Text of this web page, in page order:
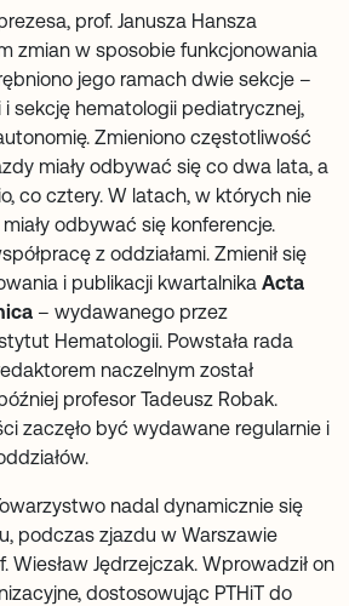
prof. Janusza Hansza
zmian w sposobie funkcjonowania
jego ramach dwie sekcje –
sekcję hematologii pediatrycznej,
Zmieniono częstotliwość
miały odbywać się co dwa lata, a
co cztery. W latach, w których nie
odbywać się konferencje.
z oddziałami. Zmienił się
i publikacji kwartalnika Acta
– wydawanego przez
Hematologii. Powstała rada
naczelnym został
profesor Tadeusz Robak.
zaczęło być wydawane regularnie i
nadal dynamicznie się
podczas zjazdu w Warszawie
Wiesław Jędrzejczak. Wprowadził on
dostosowując PTHiT do